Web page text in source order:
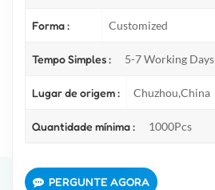
Forma : Customized
Tempo Simples : 5-7 Working Days
Lugar de origem : Chuzhou,China
Quantidade mínima : 1000Pcs
PERGUNTE AGORA